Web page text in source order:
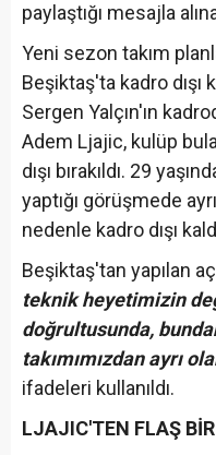
paylaştığı mesajla
Yeni sezon takım
Beşiktaş'ta kadro dışı
Sergen Yalçın'ın
Adem Ljajic, kulüp
dışı bırakıldı. 29
yaptığı görüşmede
nedenle kadro dışı
Beşiktaş'tan yapılan
teknik heyetimizin
doğrultusunda,
takımımızdan ayrı
ifadeleri kullanıldı.
LJAJIC'TEN FLAŞ